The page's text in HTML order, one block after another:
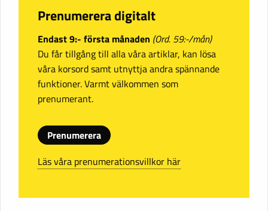
Prenumerera digitalt
Endast 9:- första månaden (Ord. 59:-/mån)
Du får tillgång till alla våra artiklar, kan lösa
våra korsord samt utnyttja andra spännande
funktioner. Varmt välkommen som
prenumerant.
Prenumerera
Läs våra prenumerationsvillkor här